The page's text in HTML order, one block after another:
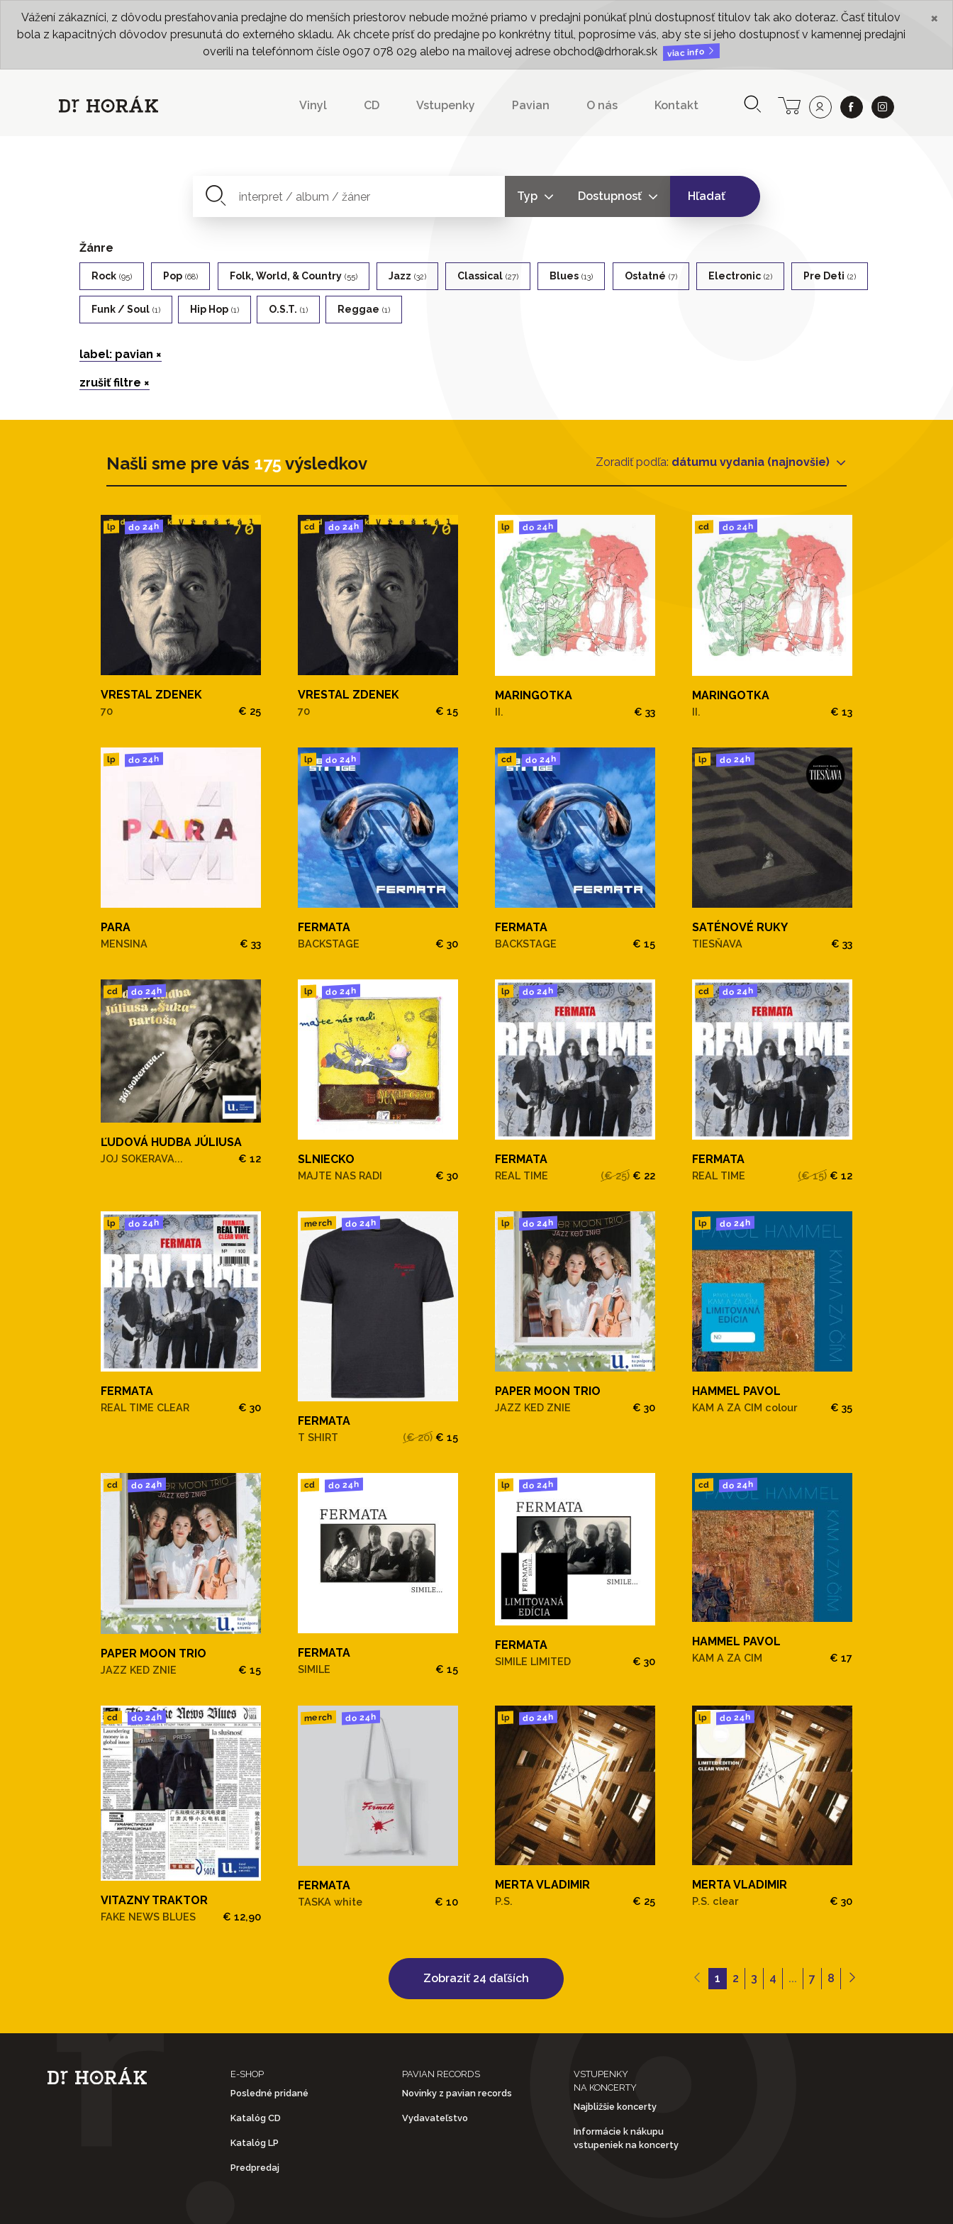
Vážení zákazníci, z dôvodu presťahovania predajne do menších priestorov nebude možné priamo v predajni ponúkať plnú dostupnosť titulov tak ako doteraz. Časť titulov
bola z kapacitných dôvodov presunutá do externého skladu. Ak chcete prísť do predajne po konkrétny titul, poprosíme vás, aby ste si jeho dostupnosť v kamennej predajni
overili na telefónnom čísle 0907 078 029 alebo na mailovej adrese obchod@drhorak.sk
viac info
×
Vinyl CD Vstupenky Pavian O nás Kontakt
Typ Dostupnosť Hľadať
Žánre
Rock (95) Pop (68) Folk, World, & Country (55) Jazz (32) Classical (27) Blues (13) Ostatné (7) Electronic (2) Pre Deti (2)
Funk / Soul (1) Hip Hop (1) O.s.t. (1) Reggae (1)
label: pavian ×
zrušiť filtre ×
Našli sme pre vás 175výsledkov Zoradiť podľa: dátumu vydania (najnovšie)
lp do 24h
VRESTAL ZDENEK
70 € 25
cd do 24h
VRESTAL ZDENEK
70 € 15
lp do 24h
MARINGOTKA
II. € 33
cd do 24h
MARINGOTKA
II. € 13
lp do 24h
PARA
MENSINA € 33
lp do 24h
FERMATA
BACKSTAGE € 30
cd do 24h
FERMATA
BACKSTAGE € 15
lp do 24h
SATÉNOVÉ RUKY
TIESŇAVA € 33
cd do 24h
ĽUDOVÁ HUDBA JÚLIUSA
JOJ SOKERAVA... € 12
lp do 24h
SLNIECKO
MAJTE NAS RADI € 30
lp do 24h
FERMATA
REAL TIME (€ 25) € 22
cd do 24h
FERMATA
REAL TIME (€ 15) € 12
lp do 24h
FERMATA
REAL TIME CLEAR € 30
merch do 24h
FERMATA
T SHIRT (€ 20) € 15
lp do 24h
PAPER MOON TRIO
JAZZ KED ZNIE € 30
lp do 24h
HAMMEL PAVOL
KAM A ZA CIM colour € 35
cd do 24h
PAPER MOON TRIO
JAZZ KED ZNIE € 15
cd do 24h
FERMATA
SIMILE € 15
lp do 24h
FERMATA
SIMILE LIMITED € 30
cd do 24h
HAMMEL PAVOL
KAM A ZA CIM € 17
cd do 24h
VITAZNY TRAKTOR
FAKE NEWS BLUES € 12,90
merch do 24h
FERMATA
TASKA white € 10
lp do 24h
MERTA VLADIMIR
P.S. € 25
lp do 24h
MERTA VLADIMIR
P.S. clear € 30
Zobraziť 24 ďaľších 1 2 3 4 ... 7 8
E-SHOP
Posledné pridané
Katalóg CD
Katalóg LP
Predpredaj
PAVIAN RECORDS
Novinky z pavian records
Vydavateľstvo
VSTUPENKY
NA KONCERTY
Najbližšie koncerty
Informácie k nákupu
vstupeniek na koncerty